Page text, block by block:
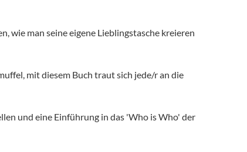
man seine eigene Lieblingstasche kreieren
mit diesem Buch traut sich jede/r an die
und eine Einführung in das 'Who is Who' der